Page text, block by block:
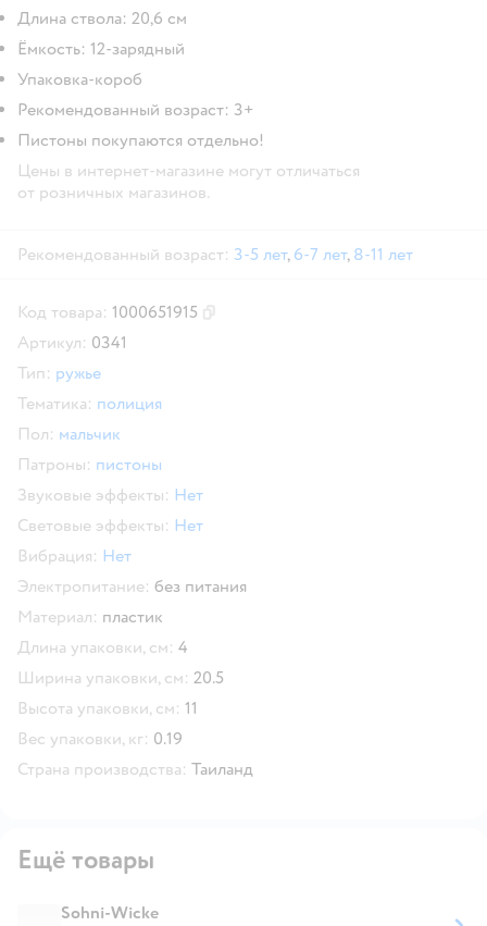
Длина ствола: 20,6 см
Ёмкость: 12-зарядный
Упаковка-короб
Рекомендованный возраст: 3+
Пистоны покупаются отдельно!
Цены в интернет-магазине могут отличаться
от розничных магазинов.
Рекомендованный возраст: 3-5 лет, 6-7 лет, 8-11 лет
Код товара: 1000651915
Артикул: 0341
Тип: ружье
Тематика: полиция
Пол: мальчик
Патроны: пистоны
Звуковые эффекты: Нет
Световые эффекты: Нет
Вибрация: Нет
Электропитание: без питания
Материал: пластик
Длина упаковки, см: 4
Ширина упаковки, см: 20.5
Высота упаковки, см: 11
Вес упаковки, кг: 0.19
Страна производства: Таиланд
Ещё товары
Sohni-Wicke